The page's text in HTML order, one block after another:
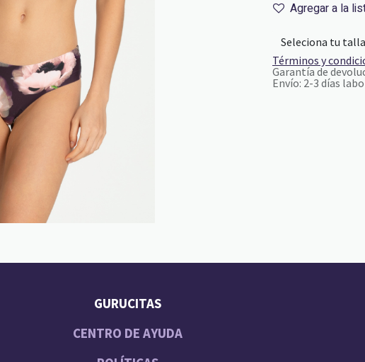
Agregar a la
Términos y
Garantía de
Envío: 2-3 días
GURUCITAS
CENTRO DE AYUDA